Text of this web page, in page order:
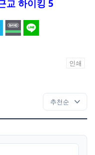
교 하이킹 5
인쇄